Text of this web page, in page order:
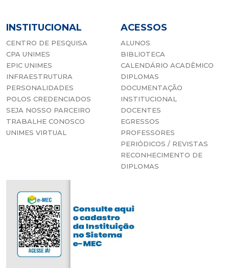
INSTITUCIONAL
CENTRO DE PESQUISA
CPA UNIMES
EPIC UNIMES
INFRAESTRUTURA
PERSONALIDADES
POLOS CREDENCIADOS
SEJA NOSSO PARCEIRO
TRABALHE CONOSCO
UNIMES VIRTUAL
ACESSOS
ALUNOS
BIBLIOTECA
CALENDÁRIO ACADÊMICO
DIPLOMAS
DOCUMENTAÇÃO
INSTITUCIONAL
DOCENTES
EGRESSOS
PROFESSORES
PERIÓDICOS / REVISTAS
RECONHECIMENTO DE
DIPLOMAS